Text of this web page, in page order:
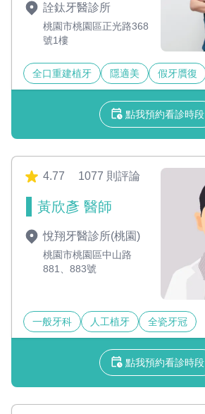
詮鈦牙醫診所
桃園市桃園區正光路368
號1樓
全口重建植牙 隱適美 假牙贋復
點我預約看診時段
4.77 1077 則評論
黃欣彥 醫師
悅翔牙醫診所(桃園)
桃園市桃園區中山路
881、883號
一般牙科 人工植牙 全瓷牙冠
點我預約看診時段